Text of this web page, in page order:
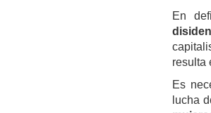
En
resulta
Es
lucha